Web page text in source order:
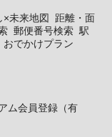
×未来地図
距離・面
郵便番号検索 駅
おでかけプラン
ム会員登録（有